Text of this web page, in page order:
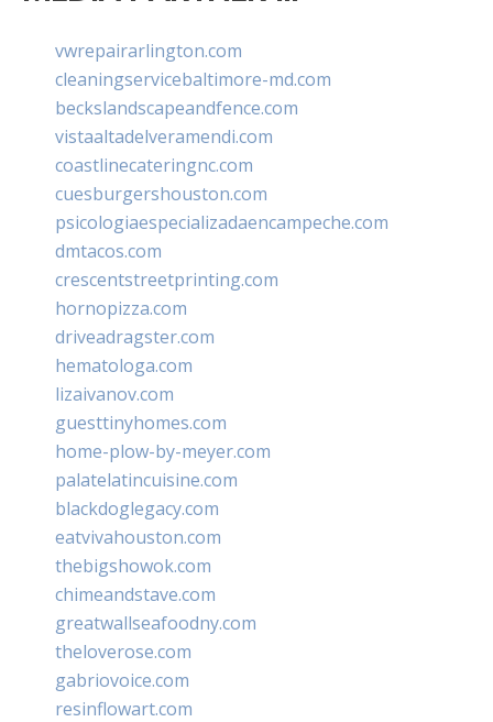
vwrepairarlington.com
cleaningservicebaltimore-md.com
beckslandscapeandfence.com
vistaaltadelveramendi.com
coastlinecateringnc.com
cuesburgershouston.com
psicologiaespecializadaencampeche.com
dmtacos.com
crescentstreetprinting.com
hornopizza.com
driveadragster.com
hematologa.com
lizaivanov.com
guesttinyhomes.com
home-plow-by-meyer.com
palatelatincuisine.com
blackdoglegacy.com
eatvivahouston.com
thebigshowok.com
chimeandstave.com
greatwallseafoodny.com
theloverose.com
gabriovoice.com
resinflowart.com